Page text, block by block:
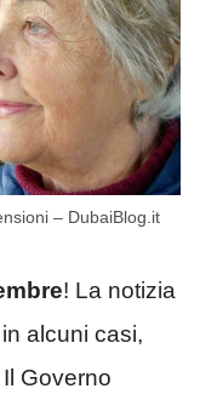
– DubaiBlog.it
! La notizia
alcuni casi,
Governo